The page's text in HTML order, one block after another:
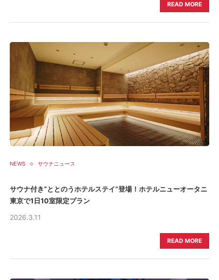
READ MORE
NEWS サウナニュース
サウナ付き“ととのうホテルステイ”登場！ホテルニューオータニ
東京で1日10室限定プラン
2026.3.11
READ MORE